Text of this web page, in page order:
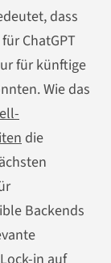
dass
ChatGPT
für künftige
Wie das
die
Backends